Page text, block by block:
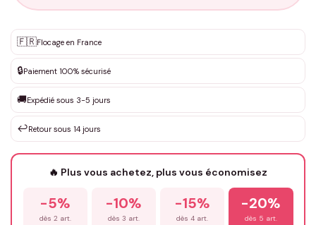
✨ Personnalisation sur mesure
DEVIS GRATUIT · Personnalisation de 3 à 10€ selon la demande
Que souhaitez-vous ?*
Votre texte / idée*
Prénom*
🇫🇷Flocage en France
🔒Paiement 100% sécurisé
🚚Expédié sous 3-5 jours
↩️Retour sous 14 jours
🔥 Plus vous achetez, plus vous économisez
-5%
dès 2 art.
-10%
dès 3 art.
-15%
dès 4 art.
-20%
dès 5 art.